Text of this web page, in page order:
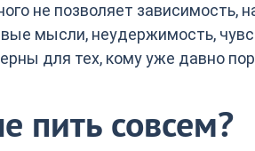
не позволяет зависимость,
мысли, неудержимость,
для тех, кому уже давно
пить совсем?